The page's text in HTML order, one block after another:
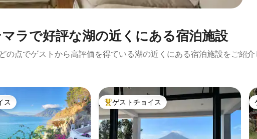
ラで好評な湖の近くにある宿泊施設
の点でゲストから高評価を得ている湖の近くにある宿泊施設をご紹介
チョイスです。
ス 大好評のゲストチョイスです。
ゲストチョイス